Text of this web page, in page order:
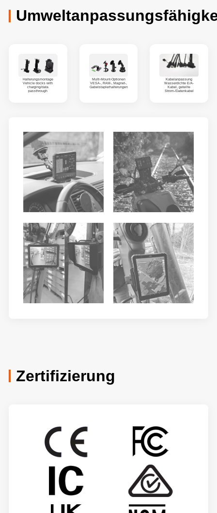
Halterungsmontage
Vehicle docks with
charging/data
passthrough
Multi-Mount-Optionen
VESA-, RAM-, Magnet-,
Gabelstaplerhalterungen
Kabelanpassung
Wasserdichte E/A-
Kabel, geteilte
Strom-/Datenkabel
Zertifizierung